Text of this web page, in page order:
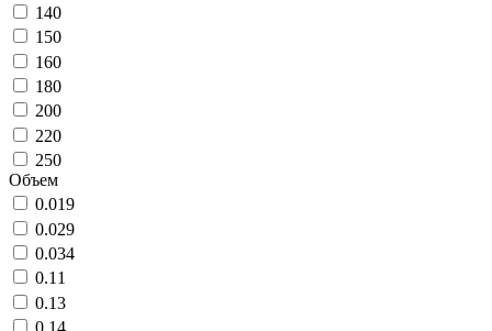
140
150
160
180
200
220
250
Объем
0.019
0.029
0.034
0.11
0.13
0.14